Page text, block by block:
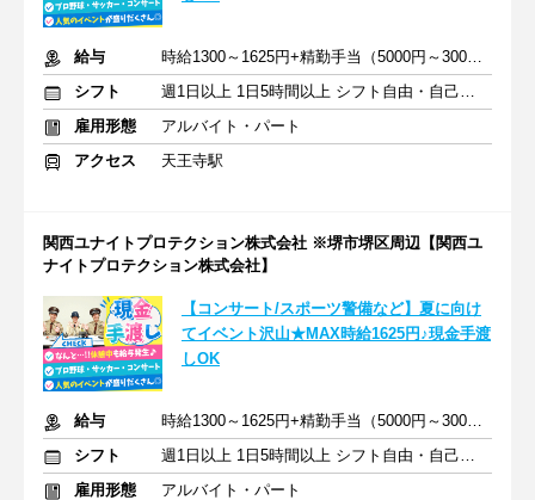
給与
時給1300～1625円+精勤手当（5000円～30000円）＋交通費支給
シフト
週1日以上 1日5時間以上 シフト自由・自己申告
雇用形態
アルバイト・パート
アクセス
天王寺駅
関西ユナイトプロテクション株式会社 ※堺市堺区周辺【関西ユ
ナイトプロテクション株式会社】
【コンサート/スポーツ警備など】夏に向け
てイベント沢山★MAX時給1625円♪現金手渡
しOK
給与
時給1300～1625円+精勤手当（5000円～30000円）＋交通費支給
シフト
週1日以上 1日5時間以上 シフト自由・自己申告
雇用形態
アルバイト・パート